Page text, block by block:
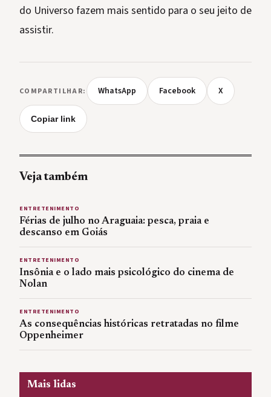
do Universo fazem mais sentido para o seu jeito de
assistir.
COMPARTILHAR: WhatsApp Facebook X
Copiar link
Veja também
ENTRETENIMENTO
Férias de julho no Araguaia: pesca, praia e
descanso em Goiás
ENTRETENIMENTO
Insônia e o lado mais psicológico do cinema de
Nolan
ENTRETENIMENTO
As consequências históricas retratadas no filme
Oppenheimer
Mais lidas